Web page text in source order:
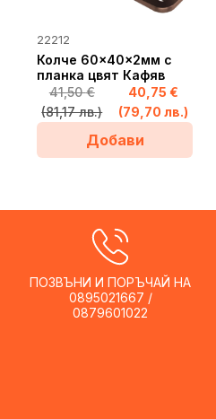
22212
Колче 60x40x2мм с
планка цвят Кафяв
41,50€
(81,17 лв.)
40,75€
(79,70 лв.)
Добави
This
product
has
multiple
variants.
options
product
ПОЗВЪНИ И ПОРЪЧАЙ НА
0895021667 /
0879601022